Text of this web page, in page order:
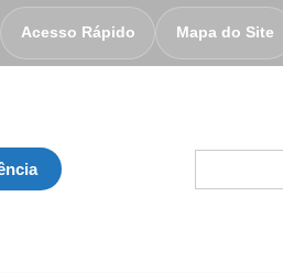
Acesso Rápido Mapa do Site
for: